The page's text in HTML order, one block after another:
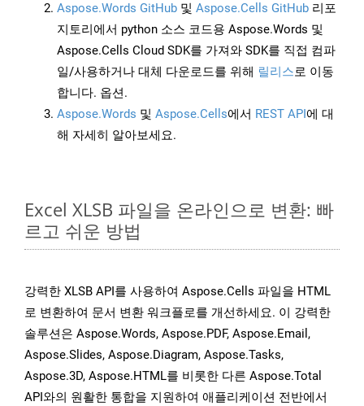
Aspose.Words GitHub 및 Aspose.Cells GitHub 리포
지토리에서 python 소스 코드용 Aspose.Words 및
Aspose.Cells Cloud SDK를 가져와 SDK를 직접 컴파
일/사용하거나 대체 다운로드를 위해 릴리스로 이동
합니다. 옵션.
Aspose.Words 및 Aspose.Cells에서 REST API에 대
해 자세히 알아보세요.
Excel XLSB 파일을 온라인으로 변환: 빠
르고 쉬운 방법
강력한 XLSB API를 사용하여 Aspose.Cells 파일을 HTML
로 변환하여 문서 변환 워크플로를 개선하세요. 이 강력한
솔루션은 Aspose.Words, Aspose.PDF, Aspose.Email,
Aspose.Slides, Aspose.Diagram, Aspose.Tasks,
Aspose.3D, Aspose.HTML를 비롯한 다른 Aspose.Total
API와의 원활한 통합을 지원하여 애플리케이션 전반에서